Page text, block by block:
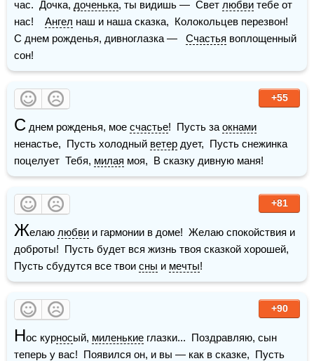
час.  Дочка, доченька, ты видишь —  Свет любви тебе от
нас! Ангел наш и наша сказка,  Колокольцев перезвон!
С днем рожденья, дивноглазка — Счастья воплощенный
сон!
+55
С днем рожденья, мое счастье!  Пусть за окнами
ненастье,  Пусть холодный ветер дует,  Пусть снежинка
поцелует  Тебя, милая моя,  В сказку дивную маня!
+81
Желаю любви и гармонии в доме!  Желаю спокойствия и
доброты!  Пусть будет вся жизнь твоя сказкой хорошей,
Пусть сбудутся все твои сны и мечты!
+90
Нос курносый, миленькие глазки...  Поздравляю, сын
теперь у вас!  Появился он, и вы — как в сказке,  Пусть